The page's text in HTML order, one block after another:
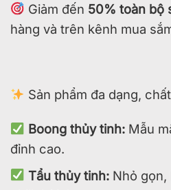
Giảm đến 50% toàn bộ
hàng và trên kênh mua
Sản phẩm đa dạng,
Boong thủy tinh:Mẫu
đỉnh cao.
Tẩu thủy tinh:Nhỏ gọn,